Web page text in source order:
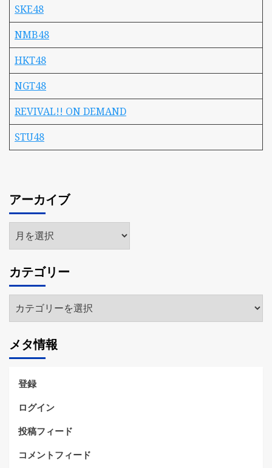
SKE48
NMB48
HKT48
NGT48
REVIVAL!! ON DEMAND
STU48
アーカイブ
ア
ー
イ
ブ
カテゴリー
テ
リ
ー
メタ情報
登録
ログイン
投稿フィード
コメントフィード